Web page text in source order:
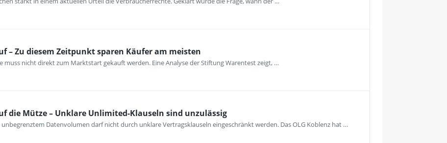
– Zu diesem Zeitpunkt sparen Käufer am meisten
muss nicht direkt zum Marktstart gekauft werden. Eine Analyse der Stiftung Warentest zeigt, …
die Mütze – Unklare Unlimited-Klauseln sind unzulässig
Datenvolumen darf nicht durch unklare Vertragsklauseln eingeschränkt werden. Das OLG Koblenz hat …